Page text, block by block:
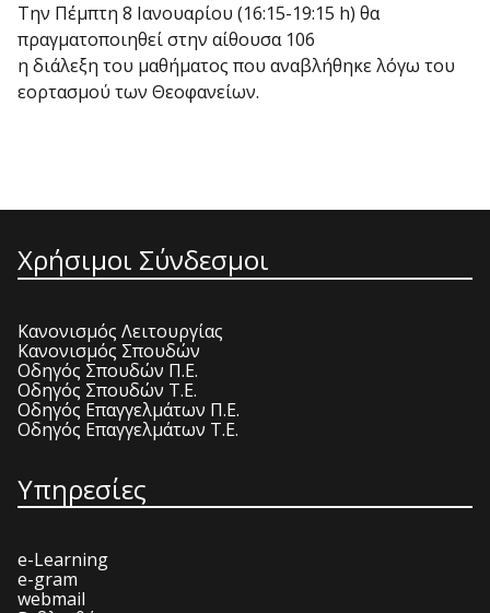
Την Πέμπτη 8 Ιανουαρίου (16:15-19:15 h) θα
πραγματοποιηθεί στην αίθουσα 106
η διάλεξη του μαθήματος που αναβλήθηκε λόγω του
εορτασμού των Θεοφανείων.
Χρήσιμοι Σύνδεσμοι
Κανονισμός Λειτουργίας
Κανονισμός Σπουδών
Οδηγός Σπουδών Π.Ε.
Οδηγός Σπουδών Τ.Ε.
Οδηγός Επαγγελμάτων Π.Ε.
Οδηγός Επαγγελμάτων Τ.Ε.
Υπηρεσίες
e-Learning
e-gram
webmail